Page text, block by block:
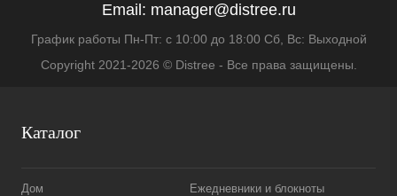
Каталог
Дом Ежедневники и блокноты
Email: manager@distree.ru
График работы Пн-Пт: с 10:00 до 18:00 Сб, Вс: Выходной
Copyright 2021-2026 © Distree - Все права защищены.